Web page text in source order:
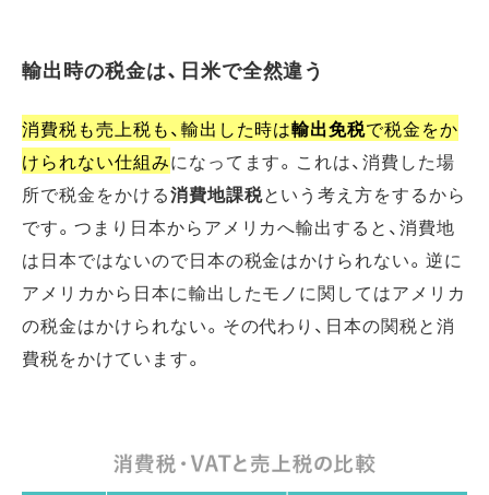
輸出時の税金は、日米で全然違う
消費税も売上税も、輸出した時は輸出免税で税金をか
けられない仕組みになってます。これは、消費した場
所で税金をかける消費地課税という考え方をするから
です。つまり日本からアメリカへ輸出すると、消費地
は日本ではないので日本の税金はかけられない。逆に
アメリカから日本に輸出したモノに関してはアメリカ
の税金はかけられない。その代わり、日本の関税と消
費税をかけています。